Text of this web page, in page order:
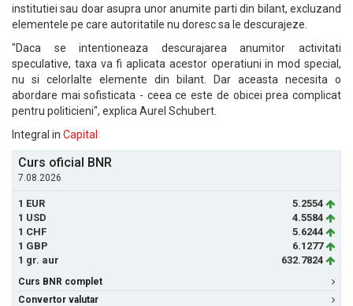
institutiei sau doar asupra unor anumite parti din bilant, excluzand
elementele pe care autoritatile nu doresc sa le descurajeze.
"Daca se intentioneaza descurajarea anumitor activitati
speculative, taxa va fi aplicata acestor operatiuni in mod special,
nu si celorlalte elemente din bilant. Dar aceasta necesita o
abordare mai sofisticata - ceea ce este de obicei prea complicat
pentru politicieni", explica Aurel Schubert.
Integral in Capital
Curs oficial BNR
7.08.2026
1 EUR
5.2554
1 USD
4.5584
1 CHF
5.6244
1 GBP
6.1277
1 gr. aur
632.7824
Curs BNR complet
Convertor valutar